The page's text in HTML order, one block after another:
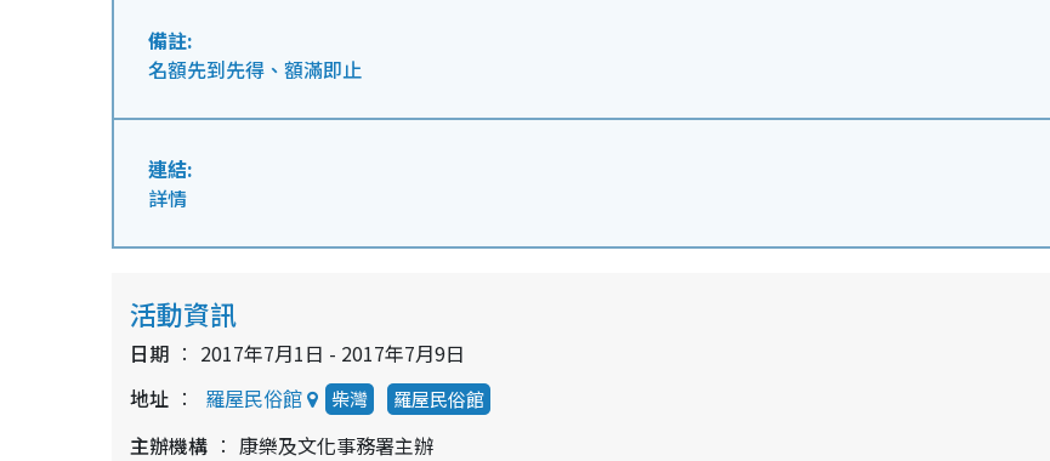
備註:
名額先到先得、額滿即止
連結:
詳情
活動資訊
日期
2017年7月1日 - 2017年7月9日
地址
羅屋民俗館 柴灣 羅屋民俗館
主辦機構
康樂及文化事務署主辦